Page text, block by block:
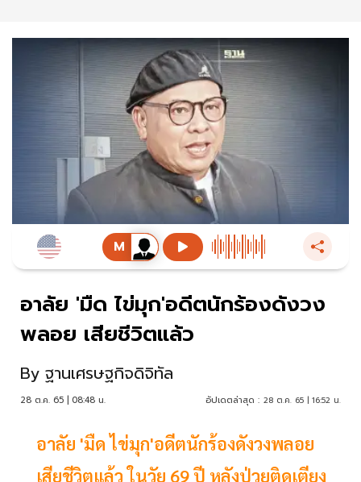
อาลัย 'มืด ไข่มุก'อดีตนักร้องดังวง
พลอย เสียชีวิตแล้ว
By ฐานเศรษฐกิจดิจิทัล
28 ต.ค. 65 | 08:48 น. อัปเดตล่าสุด : 28 ต.ค. 65 | 16:52 น.
อาลัย 'มืด ไข่มุก'อดีตนักร้องดังวงพลอย
เสียชีวิตแล้ว ในวัย 69 ปี หลังป่วยติดเตียง